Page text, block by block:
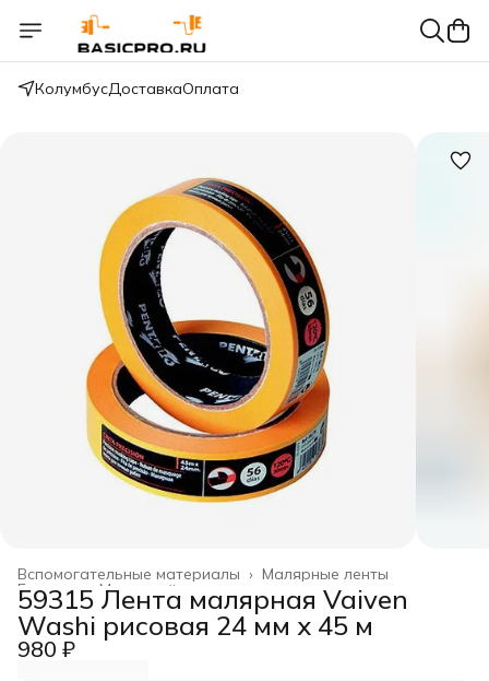
КолумбусДоставкаОплата
Малярные ленты
Вспомогательные материалы ›
Малярный инструмент
Главная ›
59315 Лента малярная Vaiven
Washi рисовая 24 мм х 45 м
980 ₽